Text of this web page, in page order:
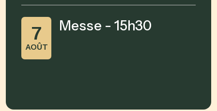
7
AOÛT
Messe - 15h30